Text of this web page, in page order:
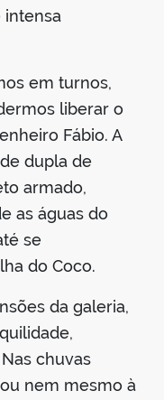
intensa
em turnos,
liberar o
Fábio. A
dupla de
armado,
as águas do
se
do Coco.
da galeria,
chuvas
nem mesmo à